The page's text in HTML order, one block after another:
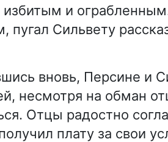
избитым и
пугал Сильвету
вновь, Персине и
несмотря на обман
Отцы радостно
плату за свои